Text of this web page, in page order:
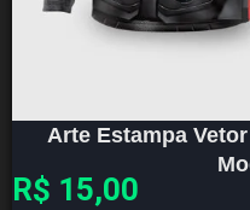
Arte Estampa
R$ 15,00